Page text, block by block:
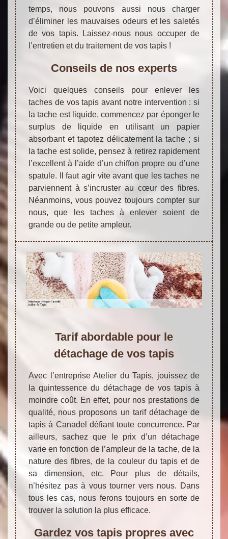
temps, nous pouvons aussi nous charger
d’éliminer les mauvaises odeurs et les saletés
de vos tapis. Laissez-nous nous occuper de
l’entretien et du traitement de vos tapis !
Conseils de nos experts
Voici quelques conseils pour enlever les
taches de vos tapis avant notre intervention : si
la tache est liquide, commencez par éponger le
surplus de liquide en utilisant un papier
absorbant et tapotez délicatement la tache ; si
la tache est solide, pensez à retirez rapidement
l’excellent à l’aide d’un chiffon propre ou d’une
spatule. Il faut agir vite avant que les taches ne
parviennent à s’incruster au cœur des fibres.
Néanmoins, vous pouvez toujours compter sur
nous, que les taches à enlever soient de
grande ou de petite ampleur.
Tarif abordable pour le
détachage de vos tapis
Avec l’entreprise Atelier du Tapis, jouissez de
la quintessence du détachage de vos tapis à
moindre coût. En effet, pour nos prestations de
qualité, nous proposons un tarif détachage de
tapis à Canadel défiant toute concurrence. Par
ailleurs, sachez que le prix d’un détachage
varie en fonction de l’ampleur de la tache, de la
nature des fibres, de la couleur du tapis et de
sa dimension, etc. Pour plus de détails,
n’hésitez pas à vous tourner vers nous. Dans
tous les cas, nous ferons toujours en sorte de
trouver la solution la plus efficace.
Gardez vos tapis propres avec